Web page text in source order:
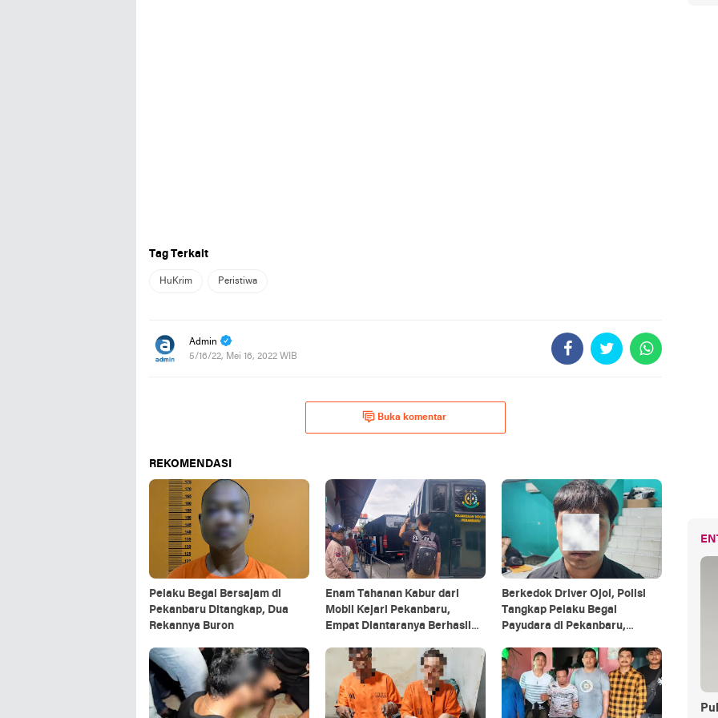
Tag Terkait
HuKrim Peristiwa
Admin
5/16/22, Mei 16, 2022 WIB
Buka komentar
REKOMENDASI
Pelaku Begal Bersajam di
Pekanbaru Ditangkap, Dua
Rekannya Buron
Enam Tahanan Kabur dari
Mobil Kejari Pekanbaru,
Empat Diantaranya Berhasil
Berkedok Driver Ojol, Polisi
Tangkap Pelaku Begal
Payudara di Pekanbaru,